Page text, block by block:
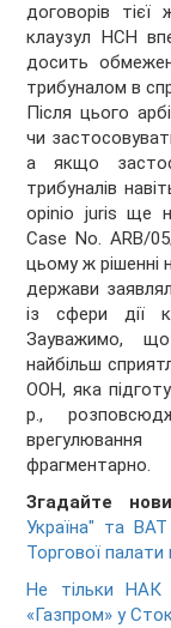
договорів
клаузул НСН
досить
трибуналом в
Після цього
чи
а якщо
трибуналів
opinio juris ще
Case No. ARB/
цьому ж рішенні
держави
із сфери дії
Зауважимо, що
найбільш
ООН, яка
р.,
фрагментарно.
Згадайте
Україна" та
Торгової
Не тільки НАК
«Газпром» у